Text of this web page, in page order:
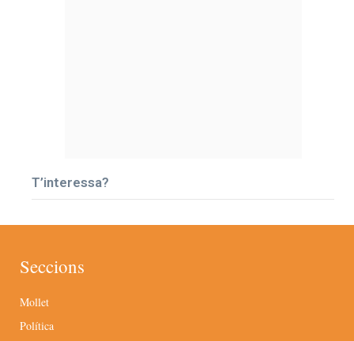
T’interessa?
Seccions
Mollet
Política